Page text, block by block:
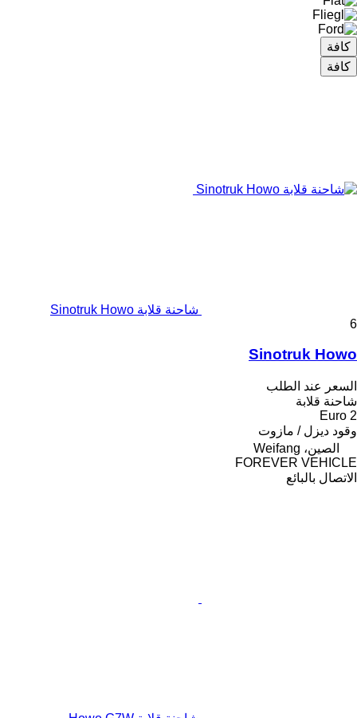
كافة
كافة
شاحنة قلابة Sinotruk Howo
6
Sinotruk Howo
السعر عند الطلب
شاحنة قلابة
Euro 2
وقود ديزل / مازوت
الصين، Weifang
FOREVER VEHICLE
الاتصال بالبائع